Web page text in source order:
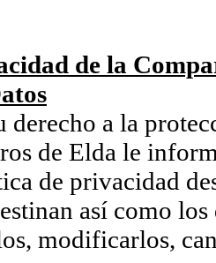
de la
derecho a la
de Elda le
de privacidad
así como
modificarlos,